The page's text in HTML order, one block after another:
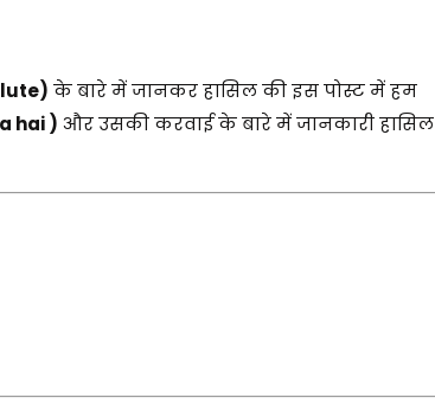
के बारे में जानकर हासिल की इस पोस्ट में हम
hai ) और उसकी करवाई के बारे में जानकारी हासिल